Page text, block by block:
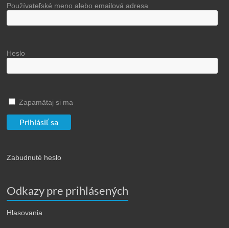
Používateľské meno alebo emailová adresa
Heslo
Zapamätaj si ma
Zabudnuté heslo
Odkazy pre prihlásených
Hlasovania